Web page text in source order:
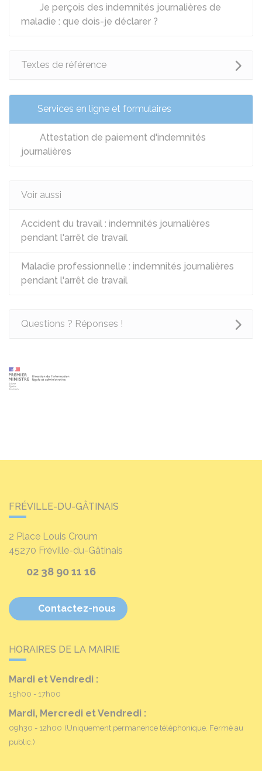
Je perçois des indemnités journalières de
maladie : que dois-je déclarer ?
Textes de référence
Services en ligne et formulaires
Attestation de paiement d'indemnités
journalières
Voir aussi
Accident du travail : indemnités journalières
pendant l'arrêt de travail
Maladie professionnelle : indemnités journalières
pendant l'arrêt de travail
Questions ? Réponses !
FRÉVILLE-DU-GÂTINAIS
2 Place Louis Croum
45270 Fréville-du-Gâtinais
02 38 90 11 16
Contactez-nous
HORAIRES DE LA MAIRIE
Mardi et Vendredi :
15h00 - 17h00
Mardi, Mercredi et Vendredi :
09h30 - 12h00 (Uniquement permanence téléphonique. Fermé au
public.)